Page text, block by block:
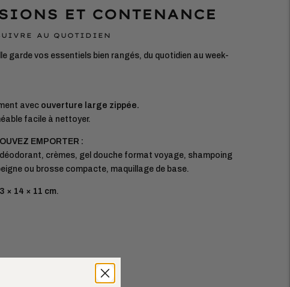
ET CONTENANCE
AU QUOTIDIEN
garde vos essentiels bien rangés, du quotidien au week-
avec ouverture large zippée.
facile à nettoyer.
EMPORTER :
crèmes, gel douche format voyage, shampoing
ou brosse compacte, maquillage de base.
× 14 × 11 cm.